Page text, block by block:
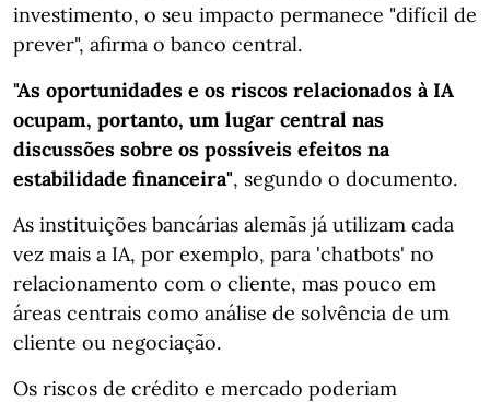
investimento, o seu impacto permanece "difícil de
prever", afirma o banco central.
"As oportunidades e os riscos relacionados à IA
ocupam, portanto, um lugar central nas
discussões sobre os possíveis efeitos na
estabilidade financeira", segundo o documento.
As instituições bancárias alemãs já utilizam cada
vez mais a IA, por exemplo, para 'chatbots' no
relacionamento com o cliente, mas pouco em
áreas centrais como análise de solvência de um
cliente ou negociação.
Os riscos de crédito e mercado poderiam